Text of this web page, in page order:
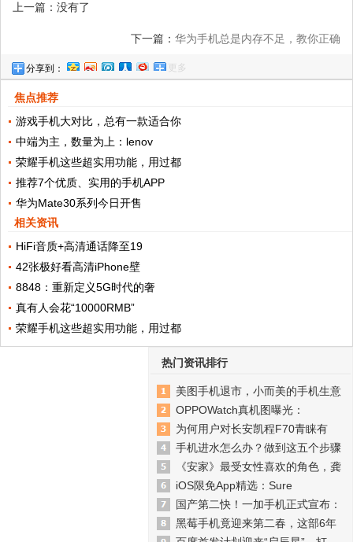
上一篇：没有了
下一篇： 华为手机总是内存不足，教你正确
分享到： 更多
焦点推荐
游戏手机大对比，总有一款适合你
中端为主，数量为上：lenov
荣耀手机这些超实用功能，用过都
推荐7个优质、实用的手机APP
华为Mate30系列今日开售
相关资讯
HiFi音质+高清通话降至19
42张极好看高清iPhone壁
8848：重新定义5G时代的奢
真有人会花“10000RMB”
荣耀手机这些超实用功能，用过都
热门资讯排行
美图手机退市，小而美的手机生意
OPPOWatch真机图曝光：
为何用户对长安凯程F70青睐有
手机进水怎么办？做到这五个步骤
《安家》最受女性喜欢的角色，龚
iOS限免App精选：Sure
国产第二快！一加手机正式宣布：
黑莓手机竟迎来第二春，这部6年